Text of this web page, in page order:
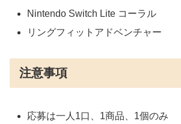
Nintendo Switch Lite コーラル
リングフィットアドベンチャー
注意事項
応募は一人1口、1商品、1個のみ